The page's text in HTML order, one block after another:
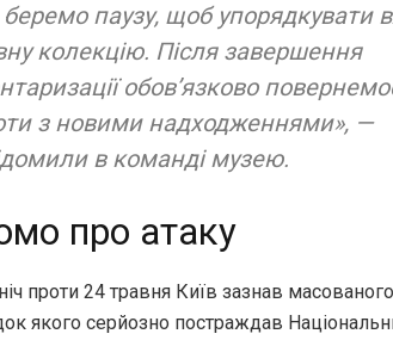
паузу, щоб упорядкувати
колекцію. Після завершення
обов’язково
з новими надходженнями», —
в команді музею.
про атаку
проти 24 травня Київ зазнав
якого серйозно постраждав